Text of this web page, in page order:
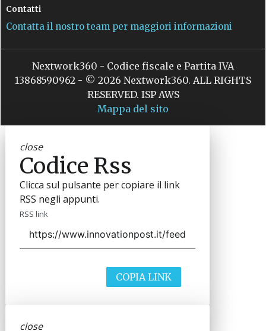
Contatti
Contatta il nostro team per maggiori informazioni
Nextwork360 - Codice fiscale e Partita IVA
13868590962 - © 2026 Nextwork360. ALL RIGHTS
RESERVED. ISP AWS
Mappa del sito
close
Codice Rss
Clicca sul pulsante per copiare il link
RSS negli appunti.
RSS link
COPIA LINK
close